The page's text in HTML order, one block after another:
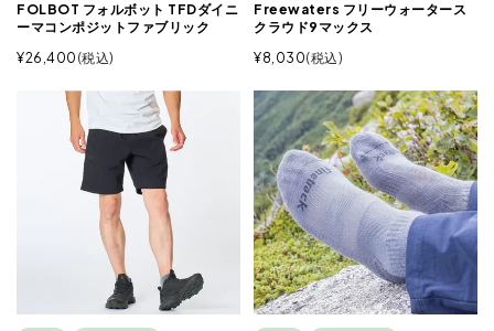
FOLBOT フォルボット TFDダイニ
ーマコンポジットファブリック
¥26,400 税込
Freewaters フリーウォータース
クラウド9マックス
¥8,030 税込